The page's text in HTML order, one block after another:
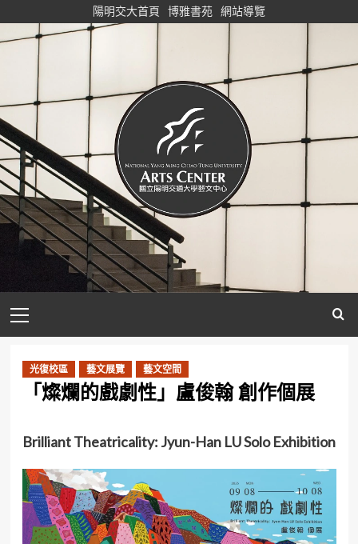
content
陽明交大首頁 博雅書苑 網站導覽
Menu
光復校區 藝文展覽 藝文空間
「燦爛的戲劇性」盧俊翰 創作個展
Brilliant Theatricality: Jyun-Han LU Solo Exhibition